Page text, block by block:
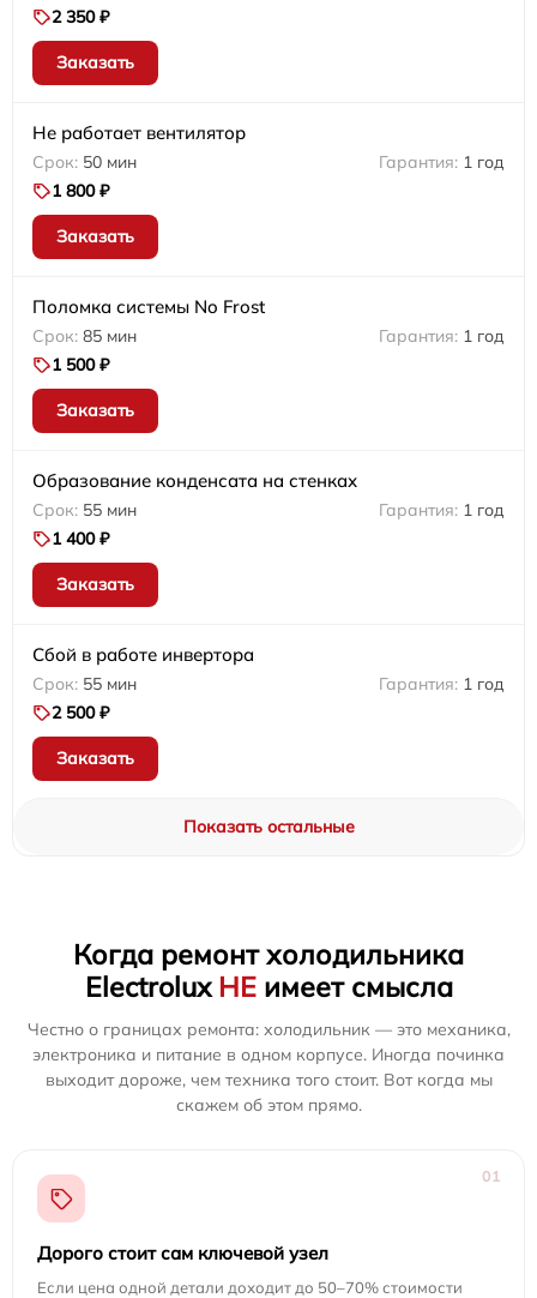
2 350 ₽
Заказать
Не работает вентилятор
50 мин
1 год
1 800 ₽
Заказать
Поломка системы No Frost
85 мин
1 год
1 500 ₽
Заказать
Образование конденсата на стенках
55 мин
1 год
1 400 ₽
Заказать
Сбой в работе инвертора
55 мин
1 год
2 500 ₽
Заказать
Показать остальные
Когда ремонт холодильника
Electrolux НЕимеет смысла
Честно о границах ремонта: холодильник — это механика,
электроника и питание в одном корпусе. Иногда починка
выходит дороже, чем техника того стоит. Вот когда мы
скажем об этом прямо.
01
Дорого стоит сам ключевой узел
Если цена одной детали доходит до 50–70% стоимости